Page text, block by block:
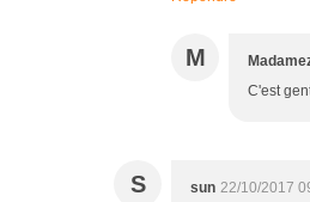
M
C'est
S sun 22/10/2017